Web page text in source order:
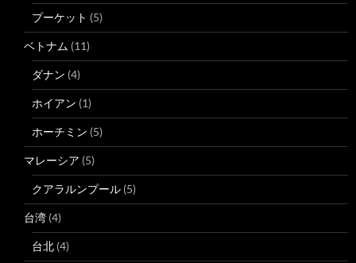
プーケット (5)
ベトナム (11)
ダナン (4)
ホイアン (1)
ホーチミン (5)
マレーシア (5)
クアラルンプール (5)
台湾 (4)
台北 (4)